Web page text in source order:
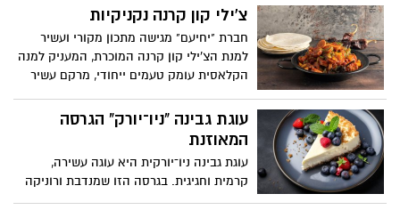
בקרום זהוב וממכר של גבינת פרובולונה
נמסה, ומקפיצה את הכל עם לוז קלוי שמוסיף
קראנץ’ מדויק וטעם עמוק.
צ'ילי קון קרנה נקניקיות
חברת "יחיעם" מגישה מתכון מקורי ועשיר
למנת הצ'ילי קון קרנה המוכרת, המעניק למנה
הקלאסית עומק טעמים ייחודי, מרקם עשיר
עוגת גבינה "ניו־יורק" הגרסה
המאוזנת
עוגת גבינה ניו־יורקית היא עוגה עשירה,
קרמית וחגיגית. בגרסה הזו שמנדבת ורוניקה
מייזלר, דיאטנית קלינית ויועצת לחברת